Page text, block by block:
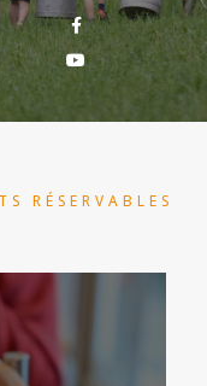
RÉSERVABLES